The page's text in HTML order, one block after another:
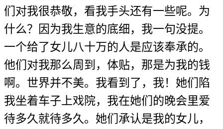
们对我很恭敬，看我手头还有一些呢。为
什么？因为我生意的底细，我一句没提。
一个给了女儿八十万的人是应该奉承的。
他们对我那么周到，体贴，那是为我的钱
啊。世界并不美。我看到了，我！她们陷
我坐着车子上戏院，我在她们的晚会里爱
待多久就待多久。她们承认是我的女儿，